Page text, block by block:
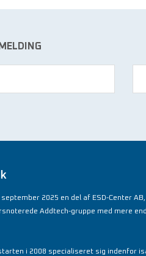
september 2025 en del af ESD-Center
Addtech-gruppe med mere
starten i 2008 specialiseret sig indenfor